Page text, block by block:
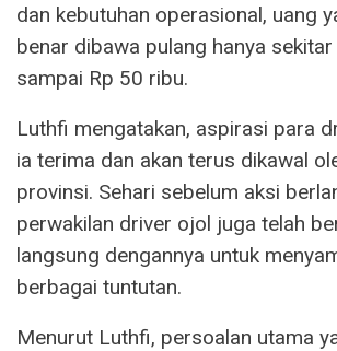
dan kebutuhan operasional, uang
benar dibawa pulang hanya
sampai Rp 50 ribu.
Luthfi mengatakan, aspirasi para
ia terima dan akan terus dikawal
provinsi. Sehari sebelum aksi
perwakilan driver ojol juga telah
langsung dengannya untuk
berbagai tuntutan.
Menurut Luthfi, persoalan utama